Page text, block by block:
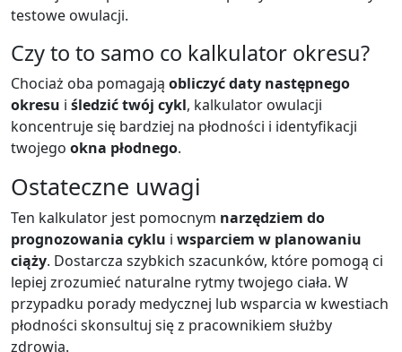
testowe owulacji.
Czy to to samo co kalkulator okresu?
Chociaż oba pomagają obliczyć daty następnego
okresu i śledzić twój cykl, kalkulator owulacji
koncentruje się bardziej na płodności i identyfikacji
twojego okna płodnego.
Ostateczne uwagi
Ten kalkulator jest pomocnym narzędziem do
prognozowania cyklu i wsparciem w planowaniu
ciąży. Dostarcza szybkich szacunków, które pomogą ci
lepiej zrozumieć naturalne rytmy twojego ciała. W
przypadku porady medycznej lub wsparcia w kwestiach
płodności skonsultuj się z pracownikiem służby
zdrowia.